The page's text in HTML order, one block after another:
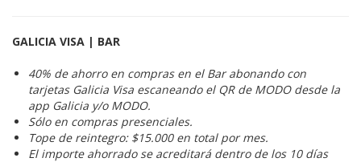
GALICIA VISA | BAR
40% de ahorro en compras en el Bar abonando con
tarjetas Galicia Visa escaneando el QR de MODO desde la
app Galicia y/o MODO.
Sólo en compras presenciales.
Tope de reintegro: $15.000 en total por mes.
El importe ahorrado se acreditará dentro de los 10 días